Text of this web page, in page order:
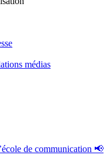
médias
de communication 📢